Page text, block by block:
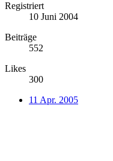
Registriert
10 Juni 2004
Beiträge
552
Likes
300
11 Apr. 2005